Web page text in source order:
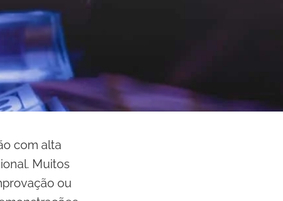
com alta
Muitos
ou